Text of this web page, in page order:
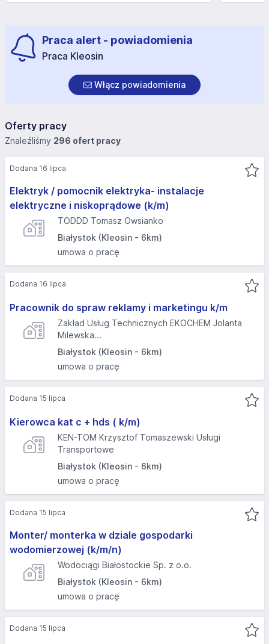
Praca alert - powiadomienia
Praca Kleosin
Włącz powiadomienia
Oferty pracy
Znaleźliśmy 296 ofert pracy
Elektryk / pomocnik elektryka- instalacje
elektryczne i niskoprądowe (k/m)
TODDD Tomasz Owsianko
Białystok (Kleosin - 6km)
umowa o pracę
Dodana 16 lipca
Pracownik do spraw reklamy i marketingu k/m
Zakład Usług Technicznych EKOCHEM Jolanta
Milewska...
Białystok (Kleosin - 6km)
umowa o pracę
Dodana 16 lipca
Kierowca kat c + hds ( k/m)
KEN-TOM Krzysztof Tomaszewski Usługi
Transportowe
Białystok (Kleosin - 6km)
umowa o pracę
Dodana 15 lipca
Monter/ monterka w dziale gospodarki
wodomierzowej (k/m/n)
Wodociągi Białostockie Sp. z o.o.
Białystok (Kleosin - 6km)
umowa o pracę
Dodana 15 lipca
Dodana 15 lipca